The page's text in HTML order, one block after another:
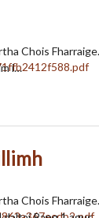
Chois
i…
Chois